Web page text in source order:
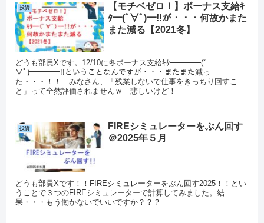
投資
【モチベゼロ！】ボーナス支給ｷ
ﾀ━(ﾟ∀ﾟ)━!!が・・・何故かまた
また減る【2021冬】
どうも部員Xです。12/10に冬ボーナス支給ｷﾀ━━━━(ﾟ
∀ﾟ)━━━━!!ということなんですが・・・またまた減っ
た・・・！！ みなさん、「残業しないで仕事をきっちり回すこ
と」って全然評価されませんｗ 悲しいけど！
投資
FIREシミュレーターをぶん回す
＠2025年５月
どうも部員Xです！！FIREシミュレーターをぶん回す2025！！とい
うことで３つのFIREシミュレーターで計算してみました。結
果・・・もう働かないでいいですか？？？